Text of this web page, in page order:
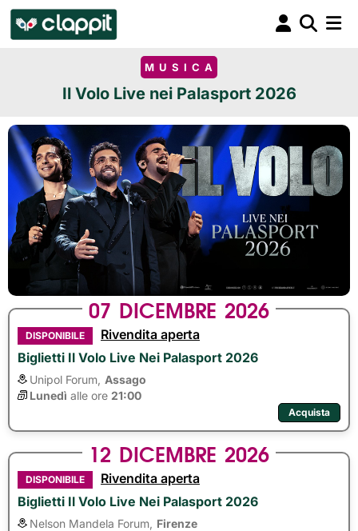
MUSICA
Il Volo Live nei Palasport 2026
07 DICEMBRE 2026
DISPONIBILE
Rivendita aperta
Biglietti Il Volo Live Nei Palasport 2026
Unipol Forum, Assago
Lunedì alle ore 21:00
Acquista
12 DICEMBRE 2026
DISPONIBILE
Rivendita aperta
Biglietti Il Volo Live Nei Palasport 2026
Nelson Mandela Forum, Firenze